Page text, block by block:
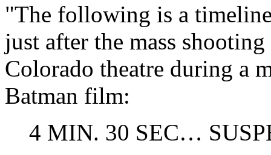
"The following is a
just after the mass
Colorado theatre during a
Batman film:
4 MIN. 30 SEC…